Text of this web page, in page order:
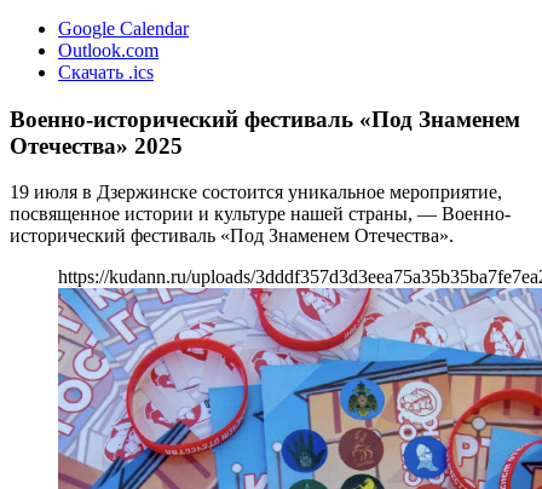
Google Calendar
Outlook.com
Скачать .ics
Военно-исторический фестиваль «Под Знаменем
Отечества» 2025
19 июля в Дзержинске состоится уникальное мероприятие,
посвященное истории и культуре нашей страны, — Военно-
исторический фестиваль «Под Знаменем Отечества».
https://kudann.ru/uploads/